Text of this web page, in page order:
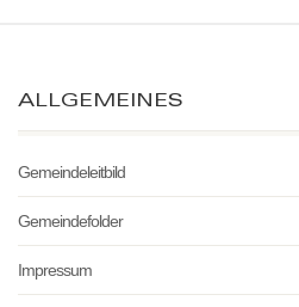
ALLGEMEINES
Gemeindeleitbild
Gemeindefolder
Impressum